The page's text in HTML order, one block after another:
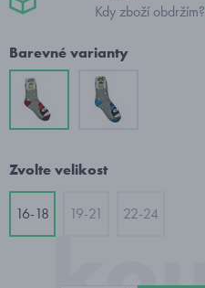
Kdy zboží obdržím?
Barevné varianty
Zvolte velikost
16-18 19-21 22-24